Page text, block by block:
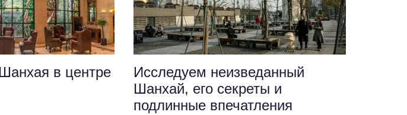
в центре
Исследуем неизведанный
Шанхай, его секреты и
подлинные впечатления